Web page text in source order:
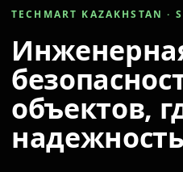
TECHMART KAZAKHSTAN ·
объектов,